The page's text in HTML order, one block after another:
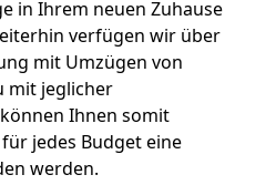
in Ihrem neuen Zuhause
verfügen wir über
mit Umzügen von
mit jeglicher
Ihnen somit
jedes Budget eine
werden.